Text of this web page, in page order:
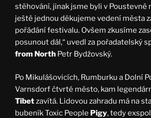
stěhování, jinak jsme byli v Poustevně
ještě jednou děkujeme vedení města
pořádání festivalu. Ovšem zkusíme
posunout dál,“ uvedl za pořadatelský
from North Petr Bydžovský.
Po Mikulášovicích, Rumburku a Dolní
Varnsdorf čtvrté město, kam
Tibetzavítá. Lidovou zahradu má na
bubeník Toxic People Pigy, tedy